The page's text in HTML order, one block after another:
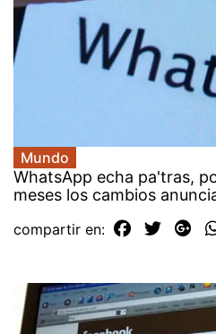
Mundo
WhatsApp echa pa'tras,
meses los cambios
compartir en: